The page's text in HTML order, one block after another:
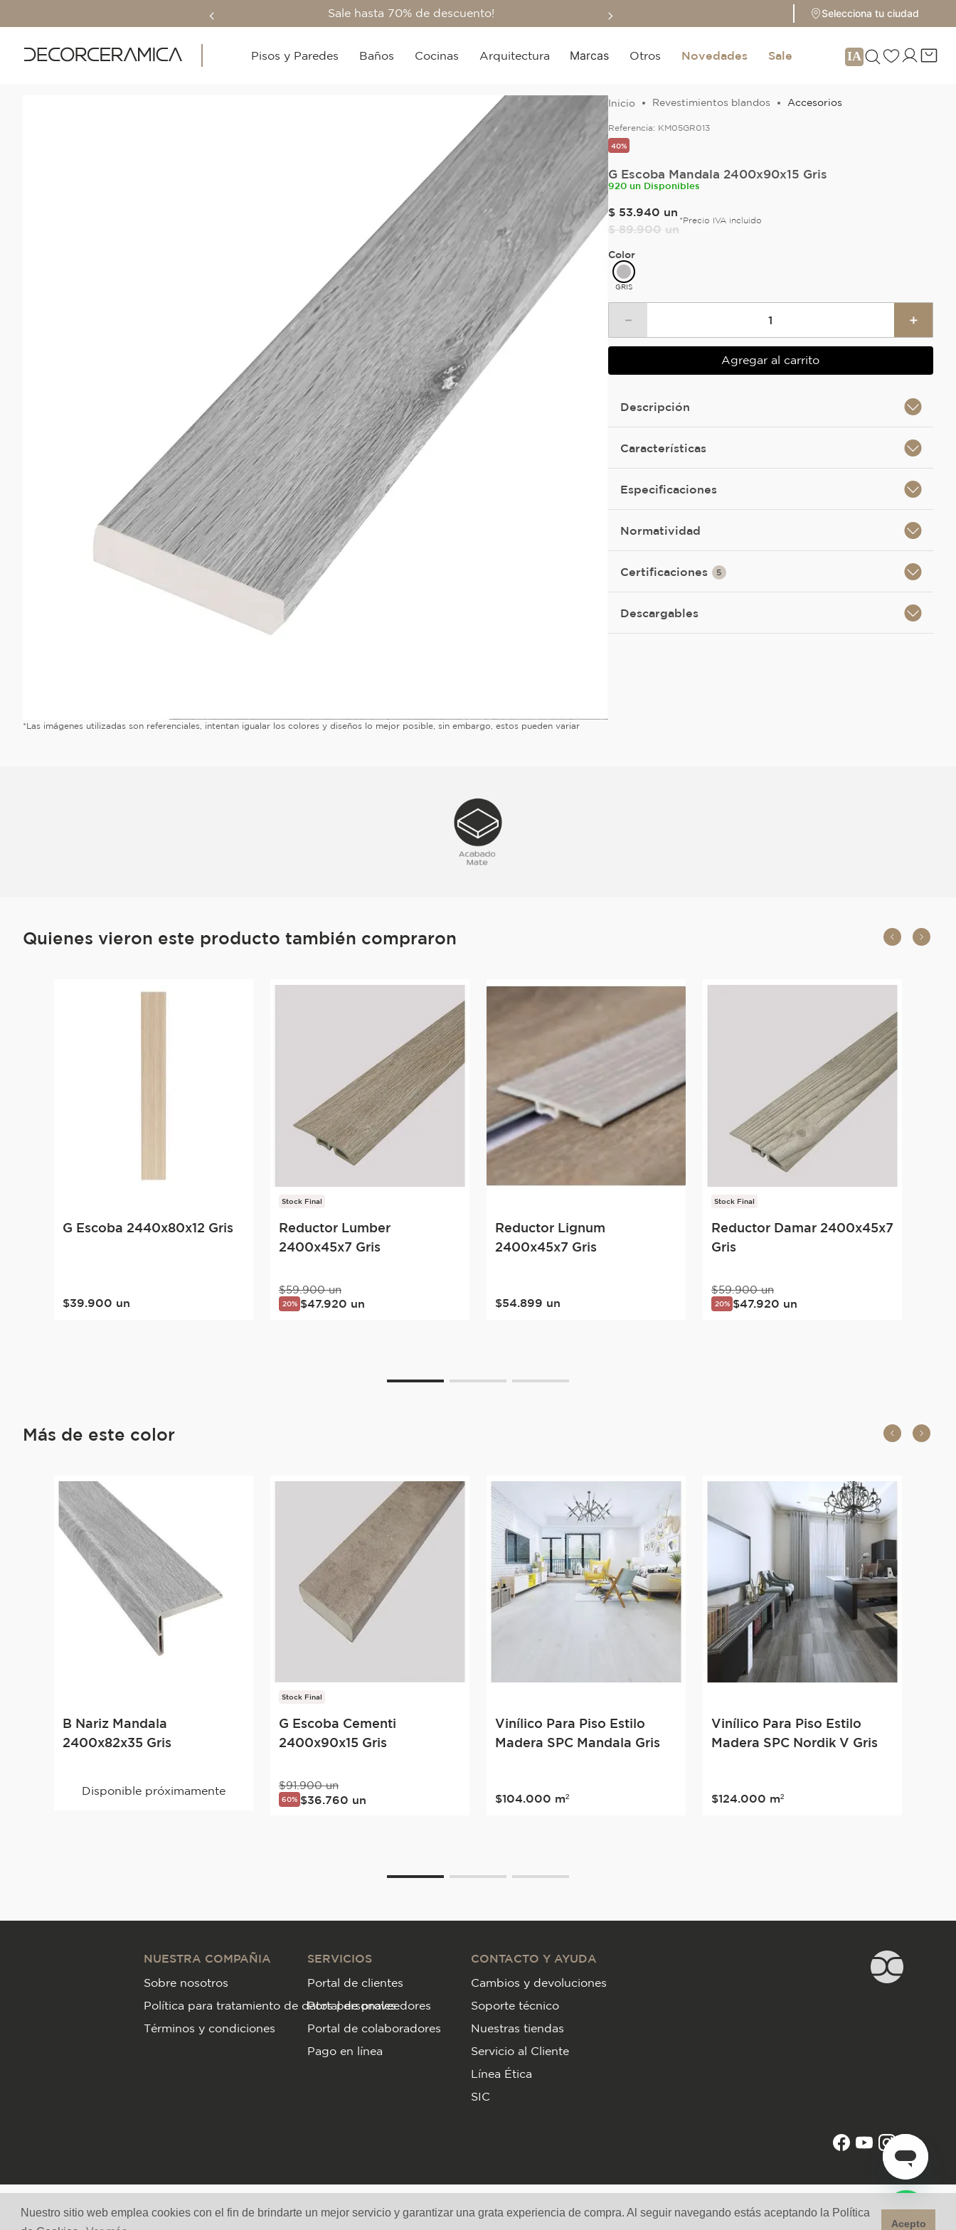
Nuestro sitio web emplea cookies con el fin de brindarte un mejor servicio y garantizar una grata experiencia de compra. Al seguir navegando estás aceptando la Política
Acepto
Sale hasta 70% de descuento! Selecciona tu ciudad
Pisos y Paredes Baños Cocinas Arquitectura Marcas Otros Novedades Sale
*Las imágenes utilizadas son referenciales, intentan igualar los colores y diseños lo mejor posible, sin embargo, estos pueden variar
Revestimientos blandos Accesorios
Referencia: KM05GR013
40%
G Escoba Mandala 2400x90x15 Gris
920 un Disponibles
$ 53.940 un
$ 89.900 un
*Precio IVA incluido
Color
GRIS
＋
－
Agregar al carrito
Descripción
Características
Especificaciones
Normatividad
Certificaciones 5
Descargables
Quienes vieron este producto también compraron
G Escoba 2440x80x12 Gris
$39 900 un
Stock Final
Reductor Lumber
2400x45x7 Gris
$59.900 un
20% $47.920 un
Reductor Lignum
2400x45x7 Gris
$54 .899 un
Stock Final
Reductor Damar 2400x45x7
Gris
$59.900 un
20% $47.920 un
Más de este color
B Nariz Mandala
2400x82x35 Gris
Disponible próximamente
Stock Final
G Escoba Cementi
2400x90x15 Gris
$91.900 un
60% $36.760 un
Vinílico Para Piso Estilo
Madera SPC Mandala Gris
$104.000 m²
Vinílico Para Piso Estilo
Madera SPC Nordik V Gris
$124.000 m²
NUESTRA COMPAÑIA
Sobre nosotros
Política para tratamiento de datos personales
Términos y condiciones
SERVICIOS
Portal de clientes
Portal de proveedores
Portal de colaboradores
Pago en línea
CONTACTO Y AYUDA
Cambios y devoluciones
Soporte técnico
Nuestras tiendas
Servicio al Cliente
Línea Ética
SIC